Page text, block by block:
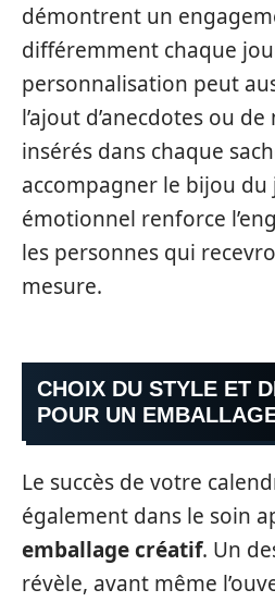
démontrent un
différemment chaque
personnalisation peut
l’ajout d’anecdotes ou
insérés dans chaque
accompagner le bijou du
émotionnel renforce
les personnes qui
mesure.
CHOIX DU STYLE ET
POUR UN
Le succès de votre
également dans le soin
emballage créatif. Un
révèle, avant même